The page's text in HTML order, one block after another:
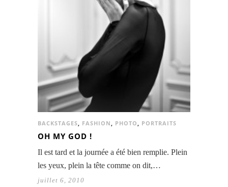
BACKSTAGES, FASHION, PHOTO, PORTRAITS
OH MY GOD !
Il est tard et la journée a été bien remplie. Plein
les yeux, plein la tête comme on dit,…
juillet 6, 2010